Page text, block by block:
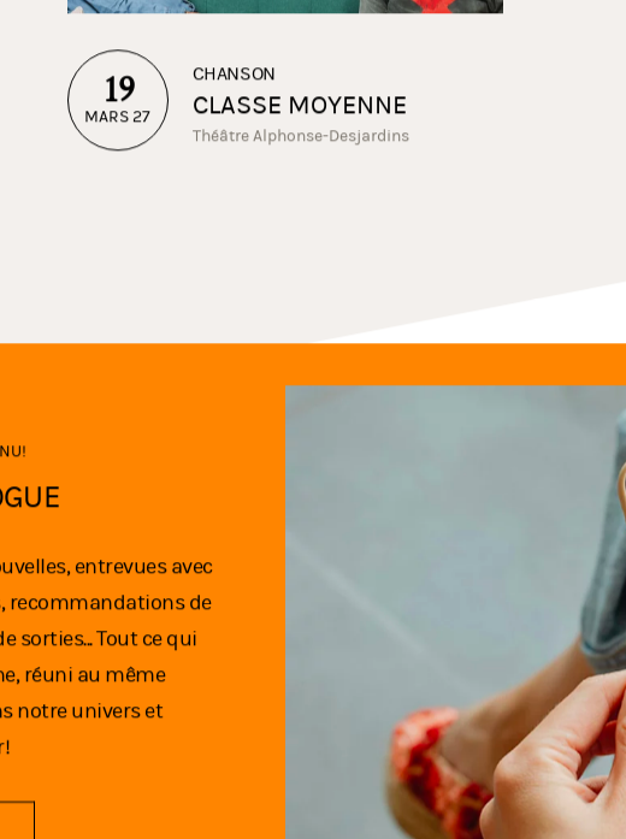
19
MARS 27
CHANSON
CLASSE MOYENNE
Théâtre Alphonse-Desjardins
entrevues avec
recommandations de
sorties... Tout ce qui
réuni au même
notre univers et